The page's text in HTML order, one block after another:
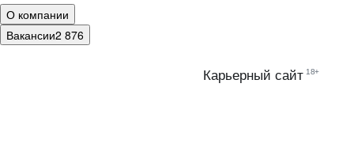
О компании
Вакансии2 876
Карьерный сайт 18+